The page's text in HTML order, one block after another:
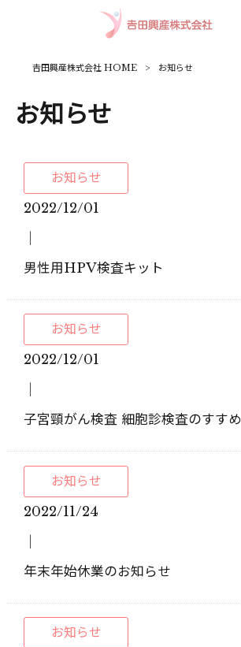
𠮷田興産株式会社 HOME > お知らせ
お知らせ
お知らせ
2022/12/01
男性用HPV検査キット
お知らせ
2022/12/01
子宮頸がん検査 細胞診検査のすすめ
お知らせ
2022/11/24
年末年始休業のお知らせ
お知らせ